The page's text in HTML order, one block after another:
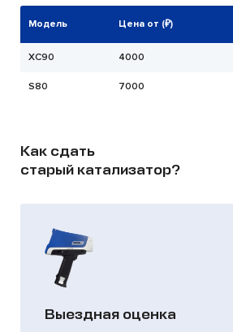
Модель Цена от (₽)
XC90 4000
S80 7000
Как сдать
старый катализатор?
Выездная оценка